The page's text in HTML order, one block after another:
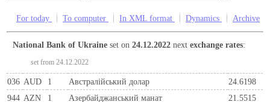
For today To computer In XML format Dynamics Archive
National Bank of Ukraine set on24.12.2022 nextexchange rates:
set from 24.12.2022
036 AUD 1 Австралійський долар
24.6198
944 AZN 1 Азербайджанський манат
21.5515